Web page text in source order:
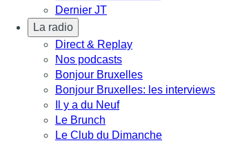
Dernier JT
La radio
Direct & Replay
Nos podcasts
Bonjour Bruxelles
Bonjour Bruxelles: les interviews
Il y a du Neuf
Le Brunch
Le Club du Dimanche